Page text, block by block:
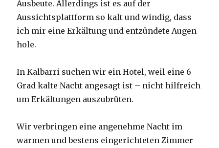
Ausbeute. Allerdings ist es auf der
Aussichtsplattform so kalt und windig, dass
ich mir eine Erkältung und entzündete Augen
hole.
In Kalbarri suchen wir ein Hotel, weil eine 6
Grad kalte Nacht angesagt ist – nicht hilfreich
um Erkältungen auszubrüten.
Wir verbringen eine angenehme Nacht im
warmen und bestens eingerichteten Zimmer